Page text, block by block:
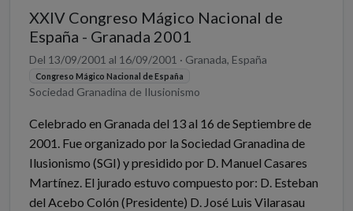
XXIV Congreso Mágico Nacional de
España - Granada 2001
Del 13/09/2001 al 16/09/2001 · Granada, España
Congreso Mágico Nacional de España
Sociedad Granadina de Ilusionismo
Celebrado en Granada del 13 al 16 de Septiembre de
2001. Fue organizado por la Sociedad Granadina de
Ilusionismo (SGI) y presidido por D. Manuel Casares
Martínez. El jurado estuvo compuesto por: D. Esteban
del Acebo Colón (Presidente) D. José Luis Vilarasau